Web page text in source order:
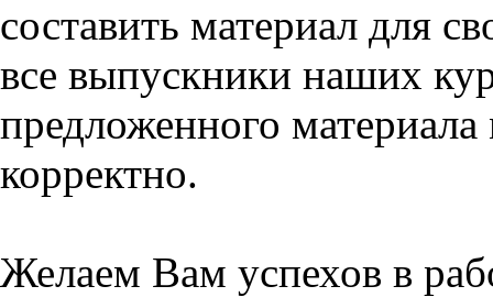
составить материал для
все выпускники наших
предложенного
корректно.
Желаем Вам успехов в